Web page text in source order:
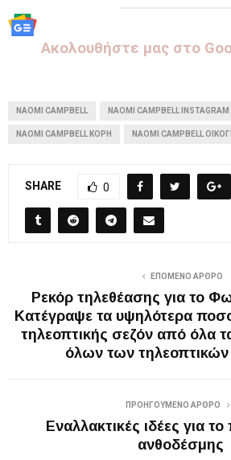
Aκολουθήστε μας στo
NAOMI CAMPBELL NAOMI CAMPBELL INSTAGRAM
NAOMI CAMPBELL ΚΌΡΗ NAOMI CAMPBELL
SHARE 0
ΕΠΌΜΕΝΟ ΆΡΘΡΟ
Ρεκόρ τηλεθέασης για το
Κατέγραψε τα υψηλότερα
τηλεοπτικής σεζόν από όλα
όλων των
ΠΡΟΗΓΟΎΜΕΝΟ ΆΡΘΡΟ
Εναλλακτικές ιδέες για
ανθοδέσμης